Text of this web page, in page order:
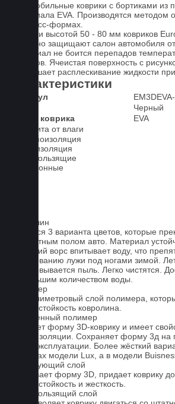
Автомобильные коврики с бортиками из
материала EVA. Производятся
на пресс-формах.
Бортики высотой 50 - 80 мм ковриков
надежно защищают салон автомобиля от
Материал не боится перепадов
морозов. Ячеистая поверхность с
уменьшает расплескивание жидкости
Характеристики
Артикул
Черный
Класс коврика
EVA
Защита от влаги
Шумоизоляция
Теплоизоляция
Антискользящие
Всесезонные
Ковролин
Имеется 3 варианта цветов, которые
со штатным полом авто. Материал
Короткий ворс впитывает воду, что
образованию лужи под ногами зимой.
образовывается пыль. Легко чистятся.
небольшим количеством воды.
Полимер
1-миллиметровый слой полимера,
износостойкость ковролина.
Вспененный полимер
Придает форму 3D-коврику и имеет
теплоизоляции. Сохраняет форму 3д на
срока эксплуатации. Более жёсткий
ковриках модели Lux, а в модели
Армирующий слой
Усиливает форму 3D, придает коврику
износостойкость и жесткость.
Антискользящий слой